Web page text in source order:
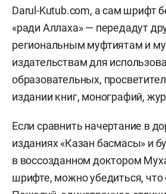
Darul-Kutub.com, а сам шрифт
«ради Аллаха» — передадут
региональным муфтиятам и
издательствам для
образовательных,
издании книг, монографий,
Если сравнить начертание в
изданиях «Казан басмасы» и
в воссозданном доктором
шрифте, можно убедиться,